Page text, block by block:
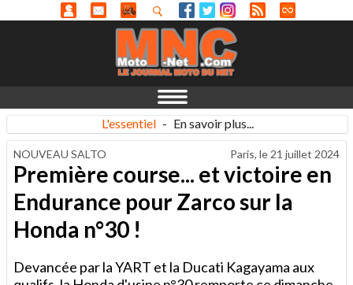
L'essentiel - En savoir plus...
NOUVEAU SALTO Paris, le 21 juillet 2024
Première course... et victoire en
Endurance pour Zarco sur la
Honda n°30 !
Devancée par la YART et la Ducati Kagayama aux